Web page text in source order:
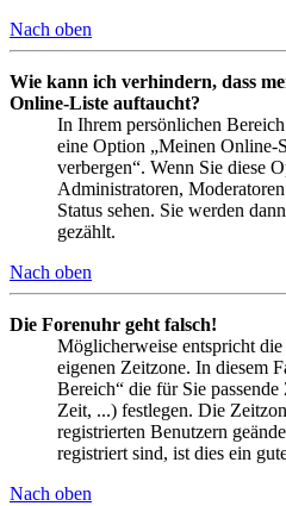
Nach oben
Wie kann ich verhindern, dass
Online-Liste auftaucht?
In Ihrem persönlichen
eine Option „Meinen Online-
verbergen“. Wenn Sie diese
Administratoren,
Status sehen. Sie werden
gezählt.
Nach oben
Die Forenuhr geht falsch!
Möglicherweise entspricht
eigenen Zeitzone. In diesem
Bereich“ die für Sie
Zeit, ...) festlegen. Die
registrierten Benutzern
registriert sind, ist dies ein
Nach oben